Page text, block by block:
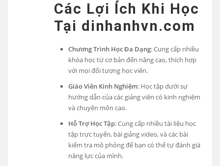
Các Lợi Ích Khi Học
Tại dinhanhvn.com
Chương Trình Học Đa Dạng: Cung cấp nhiều
khóa học từ cơ bản đến nâng cao, thích hợp
với mọi đối tượng học viên.
Giáo Viên Kinh Nghiệm: Học tập dưới sự
hướng dẫn của các giảng viên có kinh nghiệm
và chuyên môn cao.
Hỗ Trợ Học Tập: Cung cấp nhiều tài liệu học
tập trực tuyến, bài giảng video, và các bài
kiểm tra mô phỏng để bạn có thể tự đánh giá
năng lực của mình.